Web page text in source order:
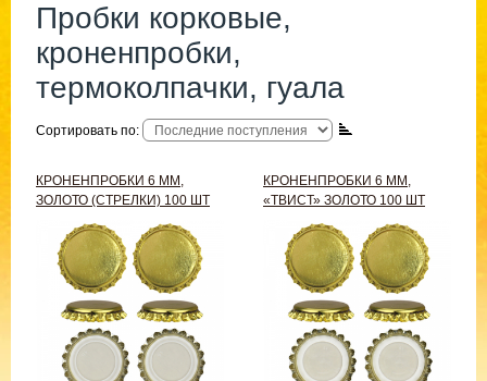
Пробки корковые,
кроненпробки,
термоколпачки, гуала
Сортировать по:
КРОНЕНПРОБКИ 6 ММ,
ЗОЛОТО (СТРЕЛКИ) 100 ШТ
КРОНЕНПРОБКИ 6 ММ,
«ТВИСТ» ЗОЛОТО 100 ШТ